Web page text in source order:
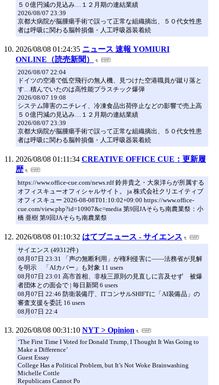
５０億円減の見込み…１２月期の連結業績
2026/08/07 23:39
京都大病院が脳腫瘍手術で誤って正常な組織摘出、５０代女性患
者は呼吸に関わる脳幹損傷・人工呼吸器装着続
2026/08/08 01:24:35 ニュース 速報 YOMIURI
ONLINE（読売新聞）
2026/08/07 22:04
ドイツの空港で低空飛行の無人機、見つけた空港職員が蹴り落と
す…積んでいたのは高性能プラスチック爆弾
2026/08/07 19:08
システム障害のニチレイ、冷凍食品出荷停止などの影響で売上高
５０億円減の見込み…１２月期の連結業績
2026/08/07 23:39
京都大病院が脳腫瘍手術で誤って正常な組織摘出、５０代女性患
者は呼吸に関わる脳幹損傷・人工呼吸器装着続
2026/08/08 01:11:34 CREATIVE OFFICE CUE：更新履
歴
https://www.office-cue.com/news.rdf 鈴井貴之・大泉洋らが所属する
オフィスキューオフィシャルサイト。 ja 株式会社クリエイティブ
オフィスキュー 2026-08-08T01:10:02+09:00 https://www.office-
cue.com/view.php?id=10907&c=media 第9回JAそらち南農業祭：小
橋 亜樹 第9回JAそらち南農業祭
2026/08/08 01:10:32 はてブニュース - サイエンス
サイエンス (49312件)
08月07日 23:31 「声の無断利用」が権利侵害に――法務省が見解
を明示 「AIカバー」も対象 11 users
08月07日 23:01 高市首相、非核三原則の見直しに言及せず 被爆
者団体との面会で | 毎日新聞 6 users
08月07日 22:46 防衛装備庁、ITコンサルSHIFTに「AI装備品」の
審査支援を委託 16 users
08月07日 22:4
2026/08/08 00:31:10 NYT > Opinion
‘The First Time I Voted for Donald Trump, I Thought It Was Going to
Make a Difference’
Guest Essay
College Has a Political Problem, but It’s Not Woke Brainwashing
Michelle Cottle
Republicans Cannot Po